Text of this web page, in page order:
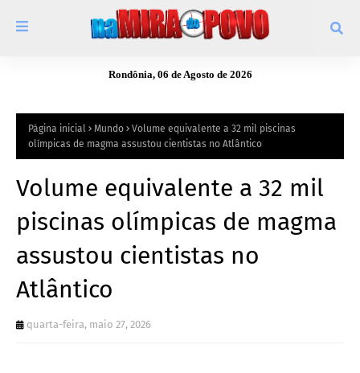
Rondônia, 06 de Agosto de 2026
Página inicial Mundo
Volume equivalente a 32 mil piscinas
olímpicas de magma assustou cientistas no Atlântico
Volume equivalente a 32 mil
piscinas olímpicas de magma
assustou cientistas no
Atlântico
quarta-feira, maio 27, 2026